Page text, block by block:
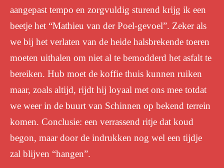
aangepast tempo en zorgvuldig sturend krijg ik een
beetje het “Mathieu van der Poel-gevoel”. Zeker als
we bij het verlaten van de heide halsbrekende toeren
moeten uithalen om niet al te bemodderd het asfalt te
bereiken. Hub moet de koffie thuis kunnen ruiken
maar, zoals altijd, rijdt hij loyaal met ons mee totdat
we weer in de buurt van Schinnen op bekend terrein
komen. Conclusie: een verrassend ritje dat koud
begon, maar door de indrukken nog wel een tijdje
zal blijven “hangen”.